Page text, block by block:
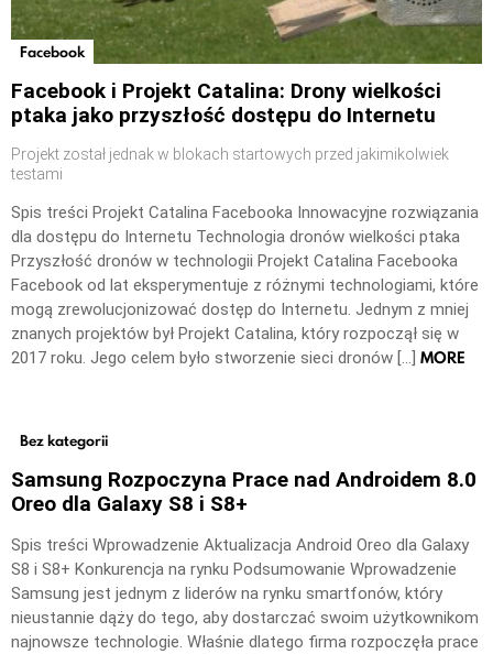
Facebook
Facebook i Projekt Catalina: Drony wielkości
ptaka jako przyszłość dostępu do Internetu
Projekt został jednak w blokach startowych przed jakimikolwiek
testami
Spis treści Projekt Catalina Facebooka Innowacyjne rozwiązania
dla dostępu do Internetu Technologia dronów wielkości ptaka
Przyszłość dronów w technologii Projekt Catalina Facebooka
Facebook od lat eksperymentuje z różnymi technologiami, które
mogą zrewolucjonizować dostęp do Internetu. Jednym z mniej
znanych projektów był Projekt Catalina, który rozpoczął się w
2017 roku. Jego celem było stworzenie sieci dronów […] MORE
Bez kategorii
Samsung Rozpoczyna Prace nad Androidem 8.0
Oreo dla Galaxy S8 i S8+
Spis treści Wprowadzenie Aktualizacja Android Oreo dla Galaxy
S8 i S8+ Konkurencja na rynku Podsumowanie Wprowadzenie
Samsung jest jednym z liderów na rynku smartfonów, który
nieustannie dąży do tego, aby dostarczać swoim użytkownikom
najnowsze technologie. Właśnie dlatego firma rozpoczęła prace